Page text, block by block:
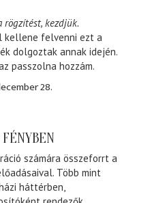
kezdjük.
kellene felvenni ezt a
dolgoztak annak idején.
passzolna hozzám.
28.
számára összeforrt a
Több mint
háttérben,